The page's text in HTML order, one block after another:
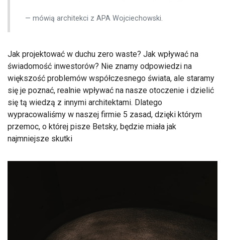
mówią architekci z APA Wojciechowski.
Jak projektować w duchu zero waste? Jak wpływać na
świadomość inwestorów? Nie znamy odpowiedzi na
większość problemów współczesnego świata, ale staramy
się je poznać, realnie wpływać na nasze otoczenie i dzielić
się tą wiedzą z innymi architektami. Dlatego
wypracowaliśmy w naszej firmie 5 zasad, dzięki którym
przemoc, o której pisze Betsky, będzie miała jak
najmniejsze skutki